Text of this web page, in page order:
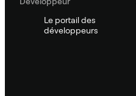
Le portail des
développeurs